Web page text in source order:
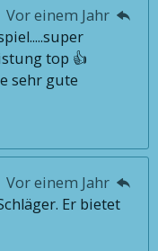
Vor einem Jahr
top 👍
sehr gute
Vor einem Jahr
Er bietet